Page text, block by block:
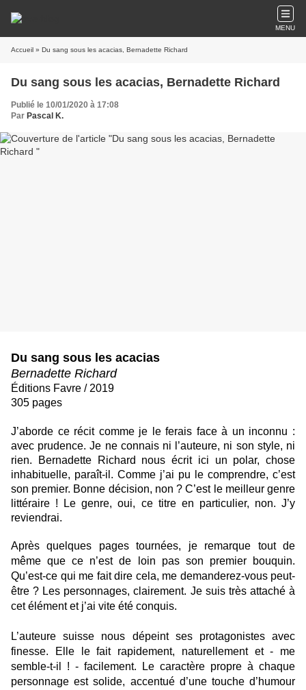
MENU
Accueil » Du sang sous les acacias, Bernadette Richard
Du sang sous les acacias, Bernadette Richard
Publié le 10/01/2020 à 17:08
Par Pascal K.
Du sang sous les acacias
Bernadette Richard
Éditions Favre / 2019
305 pages
J’aborde ce récit comme je le ferais face à un inconnu :
avec prudence. Je ne connais ni l’auteure, ni son style, ni
rien. Bernadette Richard nous écrit ici un polar, chose
inhabituelle, paraît-il. Comme j’ai pu le comprendre, c’est
son premier. Bonne décision, non ? C’est le meilleur genre
littéraire ! Le genre, oui, ce titre en particulier, non. J’y
reviendrai.
Après quelques pages tournées, je remarque tout de
même que ce n’est de loin pas son premier bouquin.
Qu’est-ce qui me fait dire cela, me demanderez-vous peut-
être ? Les personnages, clairement. Je suis très attaché à
cet élément et j’ai vite été conquis.
L’auteure suisse nous dépeint ses protagonistes avec
finesse. Elle le fait rapidement, naturellement et - me
semble-t-il ! - facilement. Le caractère propre à chaque
personnage est solide, accentué d’une touche d’humour